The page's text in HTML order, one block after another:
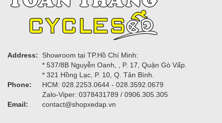
Address:
Showroom tại TP.Hồ Chí Minh:
* 537/8B Nguyễn Oanh, , P. 17, Quận Gò Vấp.
* 321 Hồng Lạc, P. 10, Q. Tân Bình.
Phone:
HCM: 028.2253.0644 - 028.3592.0679
Zalo-Viper: 0378431789 / 0906.305.305
Email:
contact@shopxedap.vn